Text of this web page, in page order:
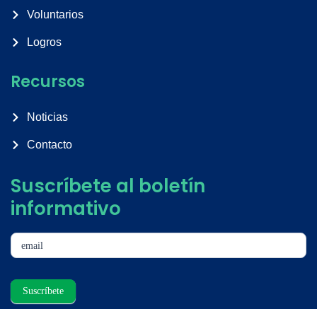
Voluntarios
Logros
Recursos
Noticias
Contacto
Suscríbete al boletín
informativo
email
Suscríbete